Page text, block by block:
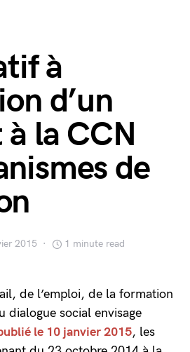
à
d’un
la CCN
de
2015 1 minute read
de l’emploi, de la formation
dialogue social envisage
le 10 janvier 2015, les